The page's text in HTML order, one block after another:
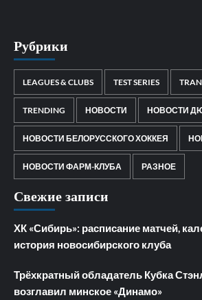
Рубрики
LEAGUES & CLUBS TEST SERIES
TRENDING НОВОСТИ НОВОСТИ
НОВОСТИ БЕЛОРУССКОГО ХОККЕЯ
НОВОСТИ ФАРМ-КЛУБА РАЗНОЕ
Свежие записи
ХК «Сибирь»: расписание матчей,
история новосибирского клуба
Трёхкратный обладатель Кубка
возглавил минское «Динамо»